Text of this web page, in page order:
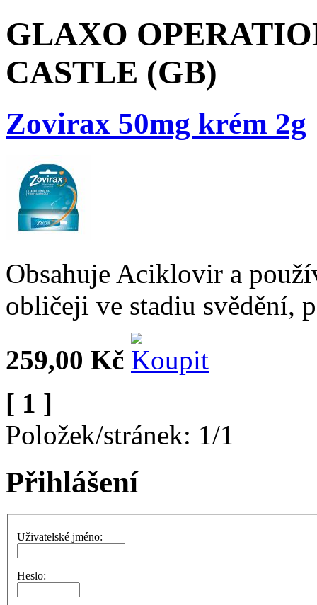
GLAXO
CASTLE (GB)
Zovirax 50mg krém 2g
Obsahuje Aciklovir a
obličeji ve stadiu svědění,
259,00 Kč
[ 1 ]
Položek/stránek: 1/1
Přihlášení
Uživatelské jméno:
Heslo: